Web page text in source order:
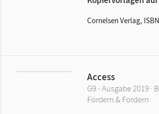
Cornelsen Verlag,
Access
G9 - Ausgabe 2019 ·
Fördern & Fordern